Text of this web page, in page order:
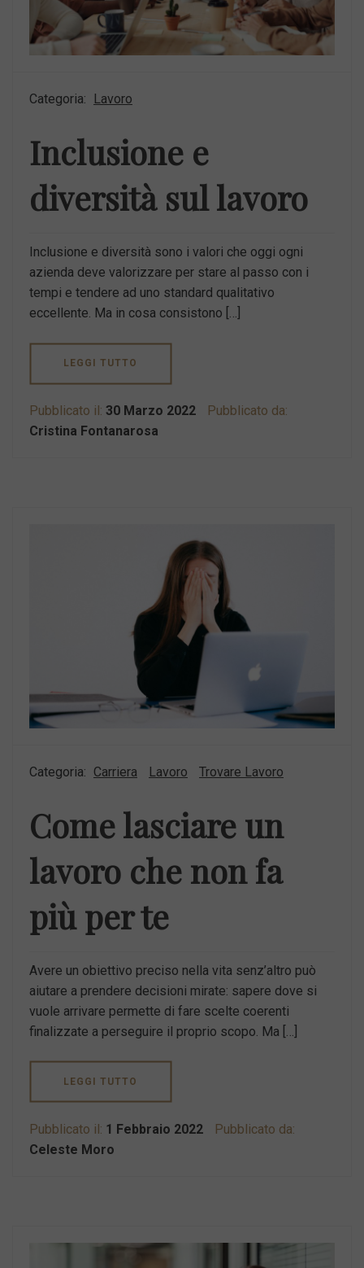
Categoria: Lavoro
Inclusione e
diversità sul lavoro
Inclusione e diversità sono i valori che oggi ogni
azienda deve valorizzare per stare al passo con i
tempi e tendere ad uno standard qualitativo
eccellente. Ma in cosa consistono […]
LEGGI TUTTO
Pubblicato il: 30 Marzo 2022
Pubblicato da:
Cristina Fontanarosa
Categoria: Carriera Lavoro Trovare Lavoro
Come lasciare un
lavoro che non fa
più per te
Avere un obiettivo preciso nella vita senz’altro può
aiutare a prendere decisioni mirate: sapere dove si
vuole arrivare permette di fare scelte coerenti
finalizzate a perseguire il proprio scopo. Ma […]
LEGGI TUTTO
Pubblicato il: 1 Febbraio 2022
Pubblicato da:
Celeste Moro